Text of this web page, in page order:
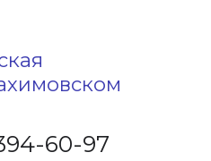
60-97